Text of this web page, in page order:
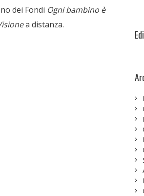
dei Fondi Ogni bambino è
a distanza.